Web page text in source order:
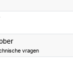
2024
2024
vragen